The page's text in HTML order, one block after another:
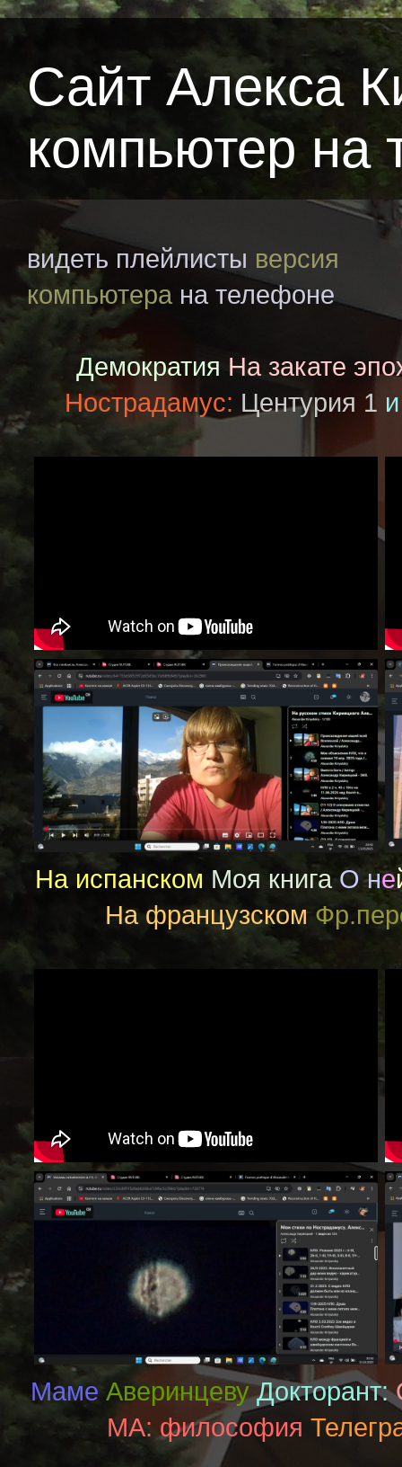
Сайт Алекса
компьютер на
видеть плейлисты версия
компьютера на телефоне
Демократия На закате
Нострадамус: Центурия 1
На испанском Моя книга Оне
На французском
Маме Аверинцеву Докторант:
MA: философия